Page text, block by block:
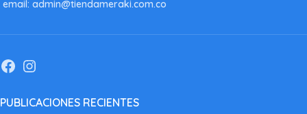
email: admin@tiendameraki.com.co
PUBLICACIONES RECIENTES